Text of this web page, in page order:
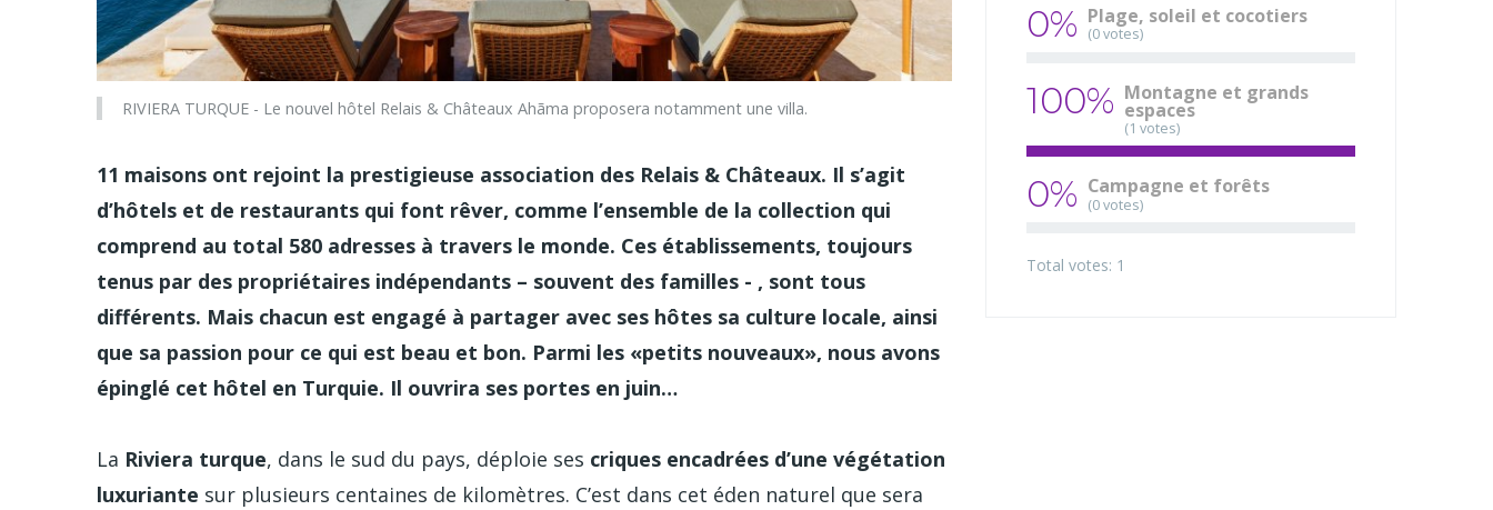
RIVIERA TURQUE - Le nouvel hôtel Relais & Châteaux Ahãma proposera notamment une villa.
11 maisons ont rejoint la prestigieuse association des Relais & Châteaux. Il s’agit
d’hôtels et de restaurants qui font rêver, comme l’ensemble de la collection qui
comprend au total 580 adresses à travers le monde. Ces établissements, toujours
tenus par des propriétaires indépendants – souvent des familles - , sont tous
différents. Mais chacun est engagé à partager avec ses hôtes sa culture locale, ainsi
que sa passion pour ce qui est beau et bon. Parmi les «petits nouveaux», nous avons
épinglé cet hôtel en Turquie. Il ouvrira ses portes en juin…
La Riviera turque, dans le sud du pays, déploie ses criques encadrées d’une végétation
luxuriante sur plusieurs centaines de kilomètres. C’est dans cet éden naturel que sera
0% Plage, soleil et cocotiers
(0 votes)
100% Montagne et grands
espaces
(1 votes)
0% Campagne et forêts
(0 votes)
Total votes: 1